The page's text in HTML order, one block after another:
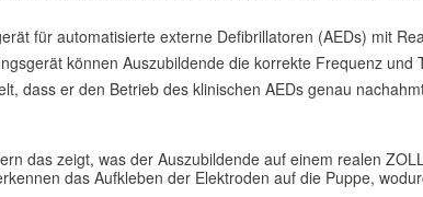
für automatisierte externe Defibrillatoren (AEDs) mit
können Auszubildende die korrekte Frequenz
dass er den Betrieb des klinischen AEDs genau
das zeigt, was der Auszubildende auf einem realen
das Aufkleben der Elektroden auf die Puppe,